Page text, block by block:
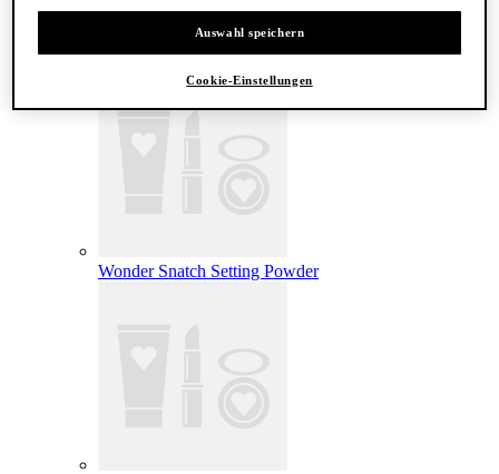
Make ‘Em Wonder Foundation
Wonder Snatch Setting Powder
Auswahl speichern
Cookie-Einstellungen